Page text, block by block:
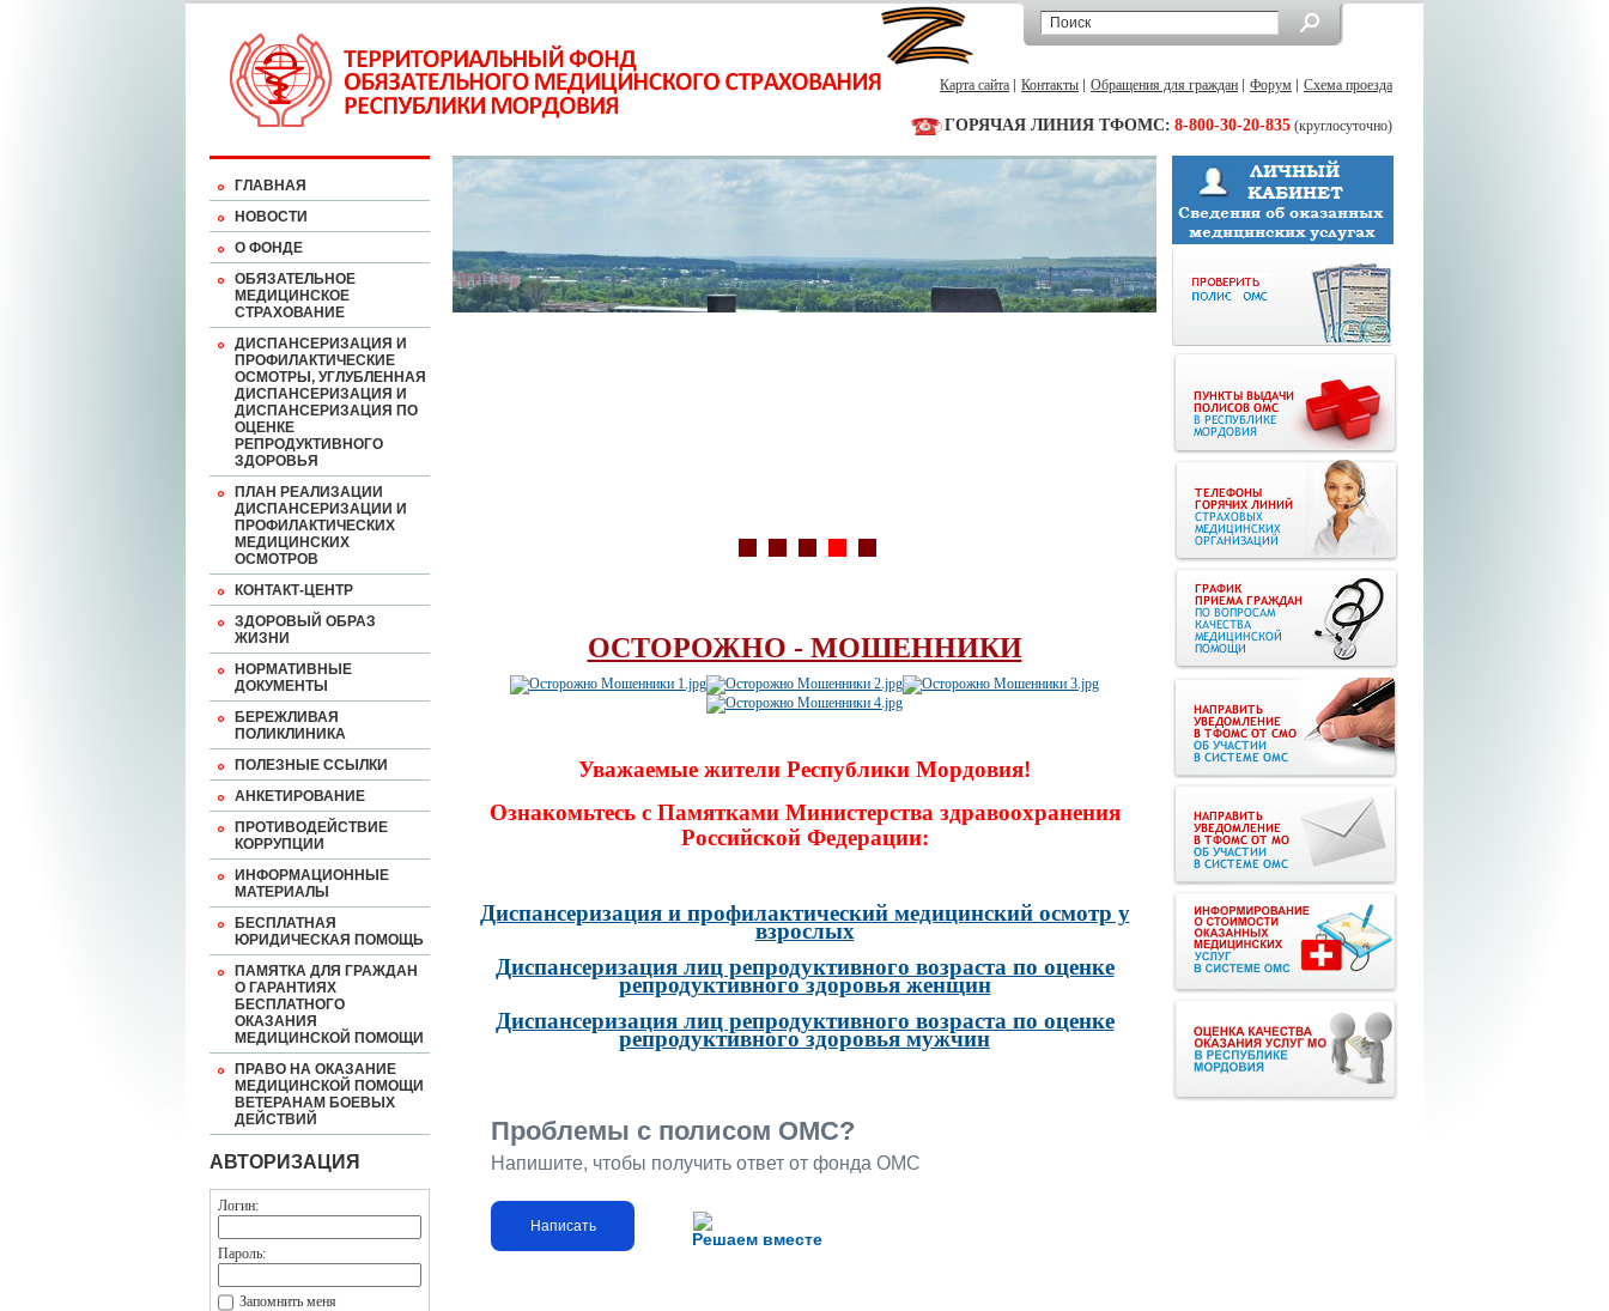
Карта сайта Контакты Обращения для граждан Форум Схема проезда
ГОРЯЧАЯ ЛИНИЯ ТФОМС: 8-800-30-20-835 (круглосуточно)
ГЛАВНАЯ
НОВОСТИ
О ФОНДЕ
ОБЯЗАТЕЛЬНОЕ
МЕДИЦИНСКОЕ
СТРАХОВАНИЕ
ДИСПАНСЕРИЗАЦИЯ И
ПРОФИЛАКТИЧЕСКИЕ
ОСМОТРЫ, УГЛУБЛЕННАЯ
ДИСПАНСЕРИЗАЦИЯ И
ДИСПАНСЕРИЗАЦИЯ ПО
ОЦЕНКЕ
РЕПРОДУКТИВНОГО
ЗДОРОВЬЯ
ПЛАН РЕАЛИЗАЦИИ
ДИСПАНСЕРИЗАЦИИ И
ПРОФИЛАКТИЧЕСКИХ
МЕДИЦИНСКИХ
ОСМОТРОВ
КОНТАКТ-ЦЕНТР
ЗДОРОВЫЙ ОБРАЗ
ЖИЗНИ
НОРМАТИВНЫЕ
ДОКУМЕНТЫ
БЕРЕЖЛИВАЯ
ПОЛИКЛИНИКА
ПОЛЕЗНЫЕ ССЫЛКИ
АНКЕТИРОВАНИЕ
ПРОТИВОДЕЙСТВИЕ
КОРРУПЦИИ
ИНФОРМАЦИОННЫЕ
МАТЕРИАЛЫ
БЕСПЛАТНАЯ
ЮРИДИЧЕСКАЯ ПОМОЩЬ
ПАМЯТКА ДЛЯ ГРАЖДАН
О ГАРАНТИЯХ
БЕСПЛАТНОГО
ОКАЗАНИЯ
МЕДИЦИНСКОЙ ПОМОЩИ
ПРАВО НА ОКАЗАНИЕ
МЕДИЦИНСКОЙ ПОМОЩИ
ВЕТЕРАНАМ БОЕВЫХ
ДЕЙСТВИЙ
АВТОРИЗАЦИЯ
Логин:
Пароль:
Запомнить меня
ОСТОРОЖНО - МОШЕННИКИ
Уважаемые жители Республики Мордовия!
Ознакомьтесь с Памятками Министерства здравоохранения
Российской Федерации:
Диспансеризация и профилактический медицинский осмотр у
взрослых
Диспансеризация лиц репродуктивного возраста по оценке
репродуктивного здоровья женщин
Диспансеризация лиц репродуктивного возраста по оценке
репродуктивного здоровья мужчин
Решаем вместе
Проблемы с полисом ОМС?
Напишите, чтобы получить ответ от фонда ОМС
Написать